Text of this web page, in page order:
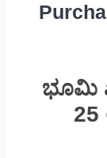
ಭೂಮಿ
25